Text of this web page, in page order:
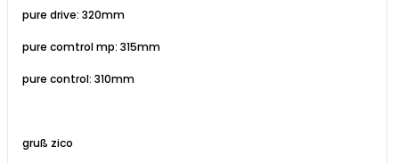
pure drive: 320mm
pure comtrol mp: 315mm
pure control: 310mm
gruß zico